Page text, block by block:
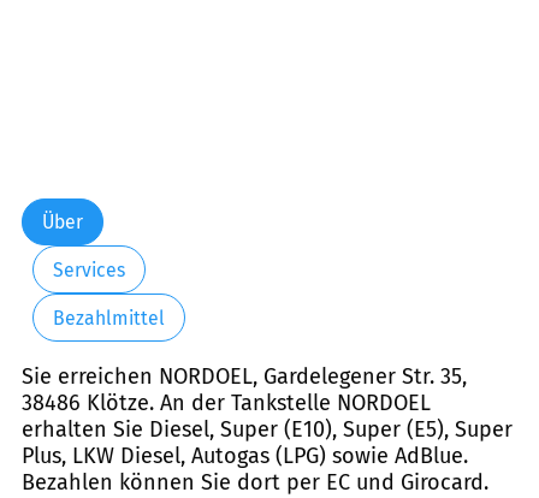
Über
Services
Bezahlmittel
Sie erreichen NORDOEL, Gardelegener Str. 35,
38486 Klötze. An der Tankstelle NORDOEL
erhalten Sie Diesel, Super (E10), Super (E5), Super
Plus, LKW Diesel, Autogas (LPG) sowie AdBlue.
Bezahlen können Sie dort per EC und Girocard.